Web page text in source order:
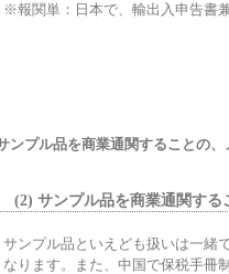
※報関単：日本で、輸出入申告書
ンプル品を商業通関することの
(2) サンプル品を商業通関する
サンプル品といえども扱いは一緒
なります。また、中国で保税手冊